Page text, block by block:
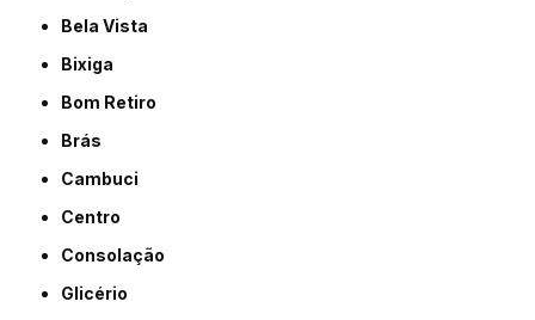
Bela Vista
Bixiga
Bom Retiro
Brás
Cambuci
Centro
Consolação
Glicério